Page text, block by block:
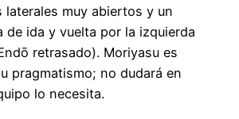
laterales muy abiertos y un
de ida y vuelta por la izquierda
retrasado). Moriyasu es
pragmatismo; no dudará en
lo necesita.